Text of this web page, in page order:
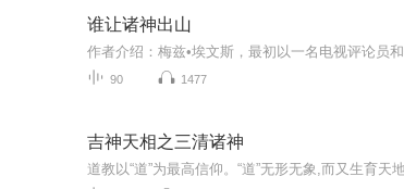
谁让诸神出山
90 1477
吉神天相之三清诸神